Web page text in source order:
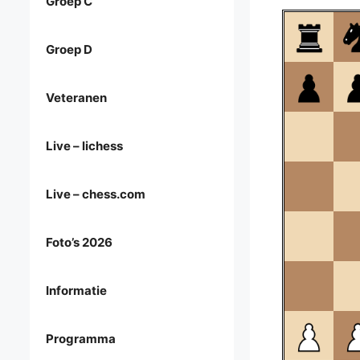
Groep D
Veteranen
Live – lichess
Live – chess.com
Foto’s 2026
Informatie
Programma